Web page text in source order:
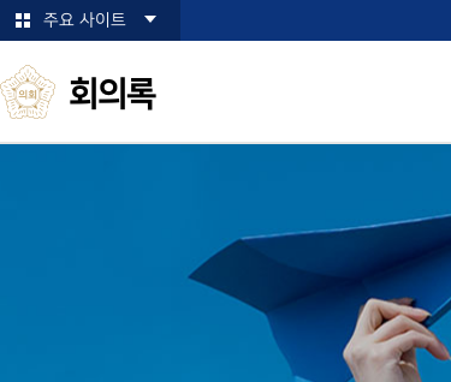
본문바로가기
주요 사이트
회의록